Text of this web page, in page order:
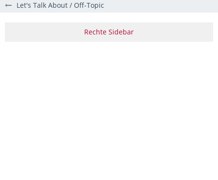
Let's Talk About / Off-Topic